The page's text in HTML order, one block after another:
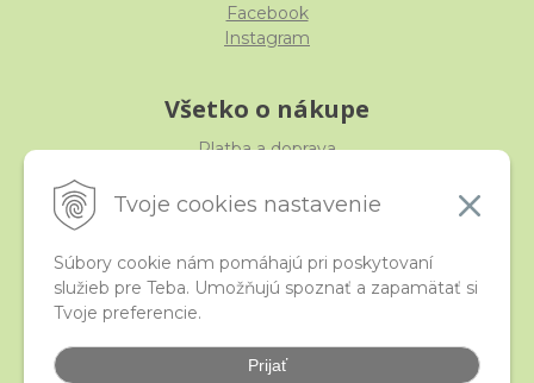
Tvoje cookies nastavenie
Súbory cookie nám pomáhajú pri poskytovaní
služieb pre Teba. Umožňujú spoznať a zapamätať si
Tvoje preferencie.
Prijať
Facebook
Instagram
Všetko o nákupe
Platba a doprava
Obchodné podmienky
iStraka
Veľkoobchod